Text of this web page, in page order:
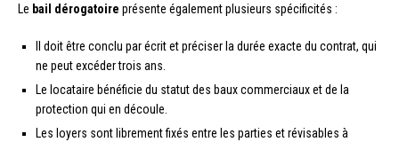
Le bail dérogatoire présente également plusieurs spécificités :
Il doit être conclu par écrit et préciser la durée exacte du contrat, qui
ne peut excéder trois ans.
Le locataire bénéficie du statut des baux commerciaux et de la
protection qui en découle.
Les loyers sont librement fixés entre les parties et révisables à